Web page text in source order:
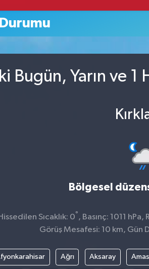
Bugün, Yarın ve
Bölgesel
Sıcaklık: 0° , Basınç: 1011
Görüş Mesafesi: 10 km, Gün
Ağrı Aksaray